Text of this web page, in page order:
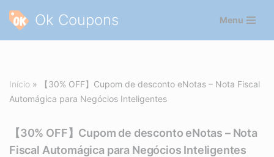
Pular
Ok Coupons Menu
Início »
【30% OFF】Cupom de desconto eNotas – Nota Fiscal
Automágica para Negócios Inteligentes
【30% OFF】Cupom de desconto eNotas – Nota
Fiscal Automágica para Negócios Inteligentes